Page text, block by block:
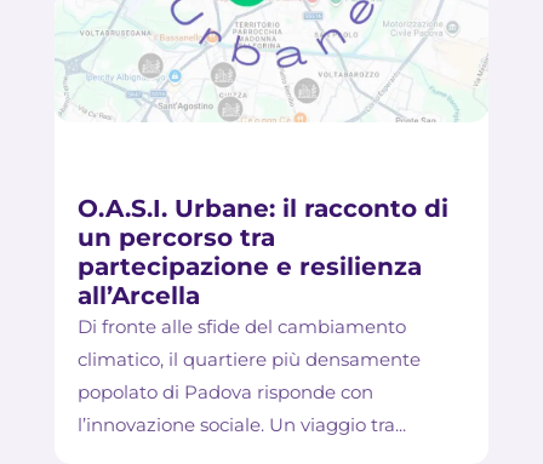
O.A.S.I. Urbane: il racconto di
un percorso tra
partecipazione e resilienza
all’Arcella
Di fronte alle sfide del cambiamento
climatico, il quartiere più densamente
popolato di Padova risponde con
l’innovazione sociale. Un viaggio tra...